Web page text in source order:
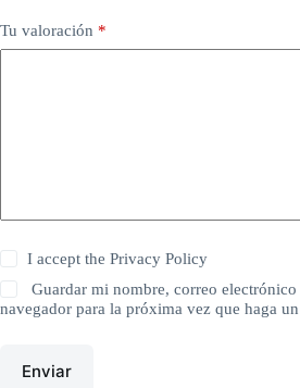
Tu valoración *
I accept thePrivacy Policy
Guardar mi nombre, correo
navegador para la próxima vez que haga
Enviar